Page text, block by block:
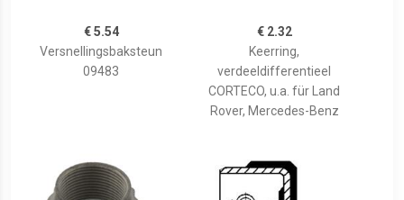
€ 5.54
Versnellingsbaksteun
09483
€ 2.32
Keerring,
verdeeldifferentieel
CORTECO, u.a. für Land
Rover, Mercedes-Benz